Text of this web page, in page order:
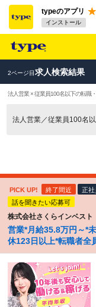
typeのアプリ
インストール
2ページ目求人検索結果
法人営業 × 従業員100名以下の転職
法人営業／従業員100名
PICK UP! 終了間近 正社
話を聞きたい応募可
株式会社さくらインベスト
営業*月給35.8万円～*
休123日以上*転職者全